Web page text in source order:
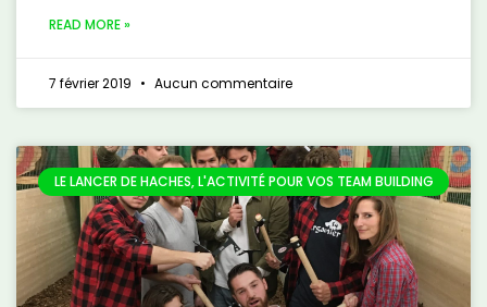
READ MORE »
7 février 2019 Aucun commentaire
LE LANCER DE HACHES, L'ACTIVITÉ POUR VOS TEAM BUILDING